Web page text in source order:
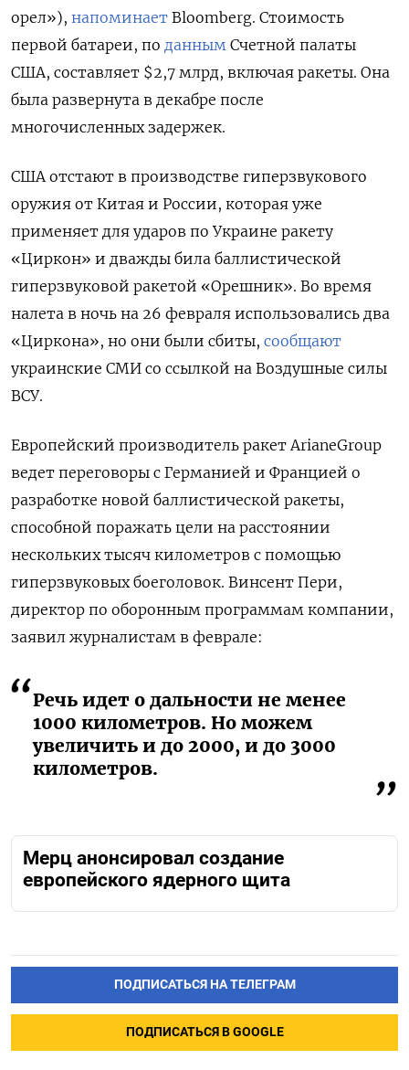
орел»), напоминает Bloomberg. Стоимость
первой батареи, по данным Счетной палаты
США, составляет $2,7 млрд, включая ракеты. Она
была развернута в декабре после
многочисленных задержек.
США отстают в производстве гиперзвукового
оружия от Китая и России, которая уже
применяет для ударов по Украине ракету
«Циркон» и дважды била баллистической
гиперзвуковой ракетой «Орешник». Во время
налета в ночь на 26 февраля использовались два
«Циркона», но они были сбиты, сообщают
украинские СМИ со ссылкой на Воздушные силы
ВСУ.
Европейский производитель ракет ArianeGroup
ведет переговоры с Германией и Францией о
разработке новой баллистической ракеты,
способной поражать цели на расстоянии
нескольких тысяч километров с помощью
гиперзвуковых боеголовок. Винсент Пери,
директор по оборонным программам компании,
заявил журналистам в феврале:
Речь идет о дальности не менее
1000 километров. Но можем
увеличить и до 2000, и до 3000
километров.
Мерц анонсировал создание
европейского ядерного щита
ПОДПИСАТЬСЯ НА ТЕЛЕГРАМ
ПОДПИСАТЬСЯ В GOOGLE